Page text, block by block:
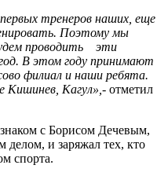
тренеров наших, еще
Поэтому мы
проводить эти
В этом году принимают
филиал и наши ребята.
Кишинев, Кагул»,- отметил
с Борисом Дечевым,
делом, и заряжал тех, кто
спорта.